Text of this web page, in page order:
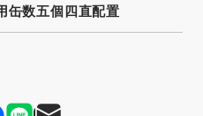
缶数五個四直配置